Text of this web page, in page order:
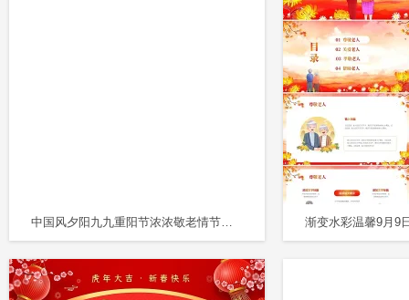
中国风夕阳九九重阳节浓浓敬老情节日PPT模板